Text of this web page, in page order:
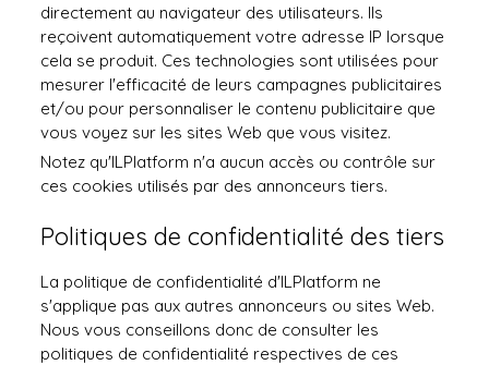
directement au navigateur des utilisateurs. Ils
reçoivent automatiquement votre adresse IP lorsque
cela se produit. Ces technologies sont utilisées pour
mesurer l'efficacité de leurs campagnes publicitaires
et/ou pour personnaliser le contenu publicitaire que
vous voyez sur les sites Web que vous visitez.
Notez qu'ILPlatform n'a aucun accès ou contrôle sur
ces cookies utilisés par des annonceurs tiers.
Politiques de confidentialité des tiers
La politique de confidentialité d'ILPlatform ne
s'applique pas aux autres annonceurs ou sites Web.
Nous vous conseillons donc de consulter les
politiques de confidentialité respectives de ces